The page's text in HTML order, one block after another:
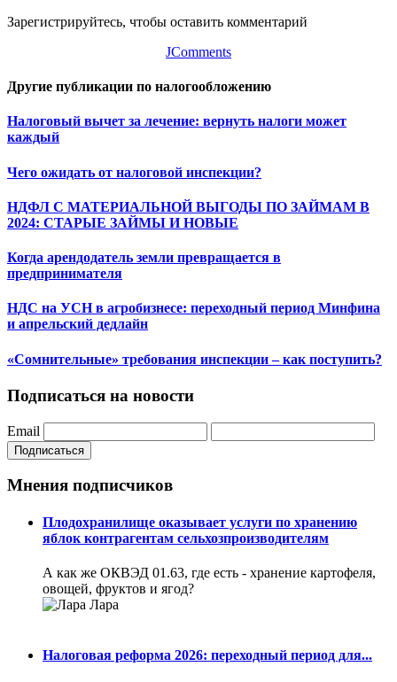
Зарегистрируйтесь, чтобы оставить комментарий
JComments
Другие публикации по налогообложению
Налоговый вычет за лечение: вернуть налоги может
каждый
Чего ожидать от налоговой инспекции?
НДФЛ С МАТЕРИАЛЬНОЙ ВЫГОДЫ ПО ЗАЙМАМ В
2024: СТАРЫЕ ЗАЙМЫ И НОВЫЕ
Когда арендодатель земли превращается в
предпринимателя
НДС на УСН в агробизнесе: переходный период Минфина
и апрельский дедлайн
«Сомнительные» требования инспекции – как поступить?
Подписаться на новости
Email
Подписаться
Мнения подписчиков
Плодохранилище оказывает услуги по хранению
яблок контрагентам сельхозпроизводителям
А как же ОКВЭД 01.63, где есть - хранение картофеля,
овощей, фруктов и ягод?
Лара
Налоговая реформа 2026: переходный период для...